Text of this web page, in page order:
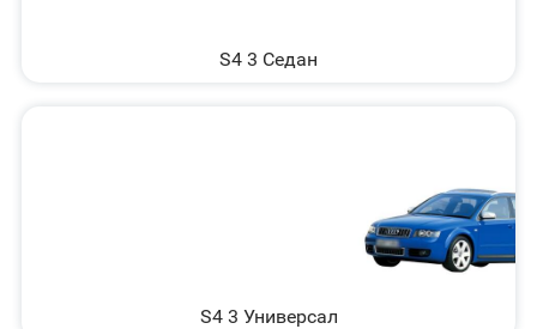
S4 3 Седан
S4 3 Универсал